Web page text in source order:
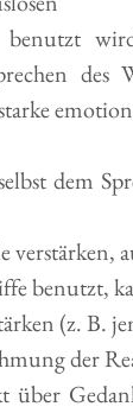
dem
benutzt,
(z. B.
der
über